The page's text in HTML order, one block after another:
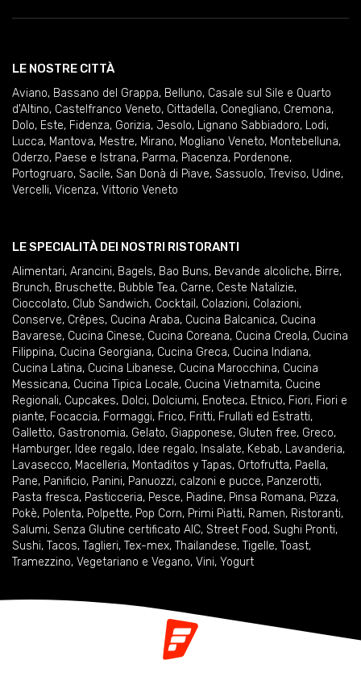
LE NOSTRE CITTÀ
Aviano, Bassano del Grappa, Belluno, Casale sul Sile e Quarto
d'Altino, Castelfranco Veneto, Cittadella, Conegliano, Cremona,
Dolo, Este, Fidenza, Gorizia, Jesolo, Lignano Sabbiadoro, Lodi,
Lucca, Mantova, Mestre, Mirano, Mogliano Veneto, Montebelluna,
Oderzo, Paese e Istrana, Parma, Piacenza, Pordenone,
Portogruaro, Sacile, San Donà di Piave, Sassuolo, Treviso, Udine,
Vercelli, Vicenza, Vittorio Veneto
LE SPECIALITÀ DEI NOSTRI RISTORANTI
Alimentari, Arancini, Bagels, Bao Buns, Bevande alcoliche, Birre,
Brunch, Bruschette, Bubble Tea, Carne, Ceste Natalizie,
Cioccolato, Club Sandwich, Cocktail , Colazioni, Colazioni,
Conserve, Crêpes, Cucina Araba, Cucina Balcanica, Cucina
Bavarese, Cucina Cinese, Cucina Coreana, Cucina Creola, Cucina
Filippina, Cucina Georgiana, Cucina Greca, Cucina Indiana,
Cucina Latina, Cucina Libanese, Cucina Marocchina, Cucina
Messicana, Cucina Tipica Locale, Cucina Vietnamita, Cucine
Regionali, Cupcakes, Dolci, Dolciumi, Enoteca, Etnico, Fiori, Fiori e
piante, Focaccia, Formaggi, Frico, Fritti, Frullati ed Estratti,
Galletto, Gastronomia, Gelato, Giapponese, Gluten free, Greco,
Hamburger, Idee regalo, Idee regalo, Insalate, Kebab, Lavanderia,
Lavasecco, Macelleria, Montaditos y Tapas, Ortofrutta, Paella,
Pane, Panificio, Panini, Panuozzi, calzoni e pucce, Panzerotti,
Pasta fresca, Pasticceria, Pesce, Piadine, Pinsa Romana, Pizza,
Pokè, Polenta, Polpette, Pop Corn, Primi Piatti, Ramen, Ristoranti,
Salumi, Senza Glutine certificato AIC, Street Food, Sughi Pronti,
Sushi, Tacos, Taglieri, Tex-mex, Thailandese, Tigelle, Toast,
Tramezzino, Vegetariano e Vegano, Vini, Yogurt